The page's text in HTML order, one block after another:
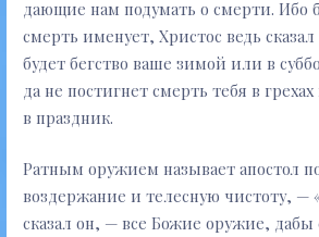
дающие нам подумать о смерти. Ибо
смерть именует, Христос ведь
будет бегство ваше зимой или в
да не постигнет смерть тебя в
в праздник.
Ратным оружием называет апостол
воздержание и телесную чистоту, —
сказал он, — все Божие оружие,